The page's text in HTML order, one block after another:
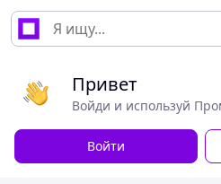
Привет
Войди и используй
Войти